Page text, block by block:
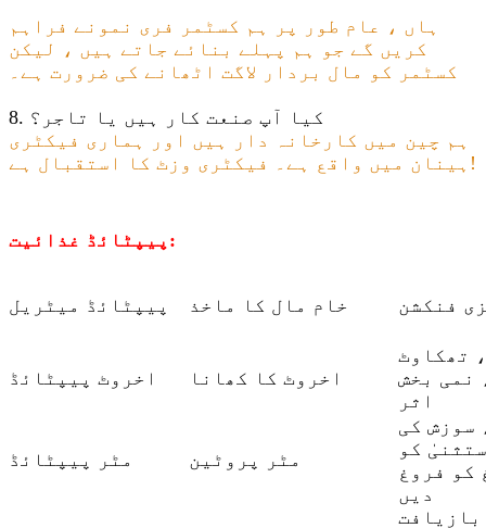
ہاں ، عام طور پر ہم کسٹمر فری نمونے فراہم
کریں گے جو ہم پہلے بنائے جاتے ہیں ، لیکن
کسٹمر کو مال بردار لاگت اٹھانے کی ضرورت ہے۔
8. کیا آپ صنعت کار ہیں یا تاجر؟
ہم چین میں کارخانہ دار ہیں اور ہماری فیکٹری
ہینان میں واقع ہے۔ فیکٹری وزٹ کا استقبال ہے!
پیپٹائڈ غذائیت:
پیپٹائڈ میٹریل خام مال کا ماخذ فنکشن
اخروٹ پیپٹائڈ اخروٹ کا کھانا
تھکاوٹ
نمی بخش
اثر
مٹر پیپٹائڈ مٹر پروٹین
سوزش کی
کو
کو فروغ
دیں